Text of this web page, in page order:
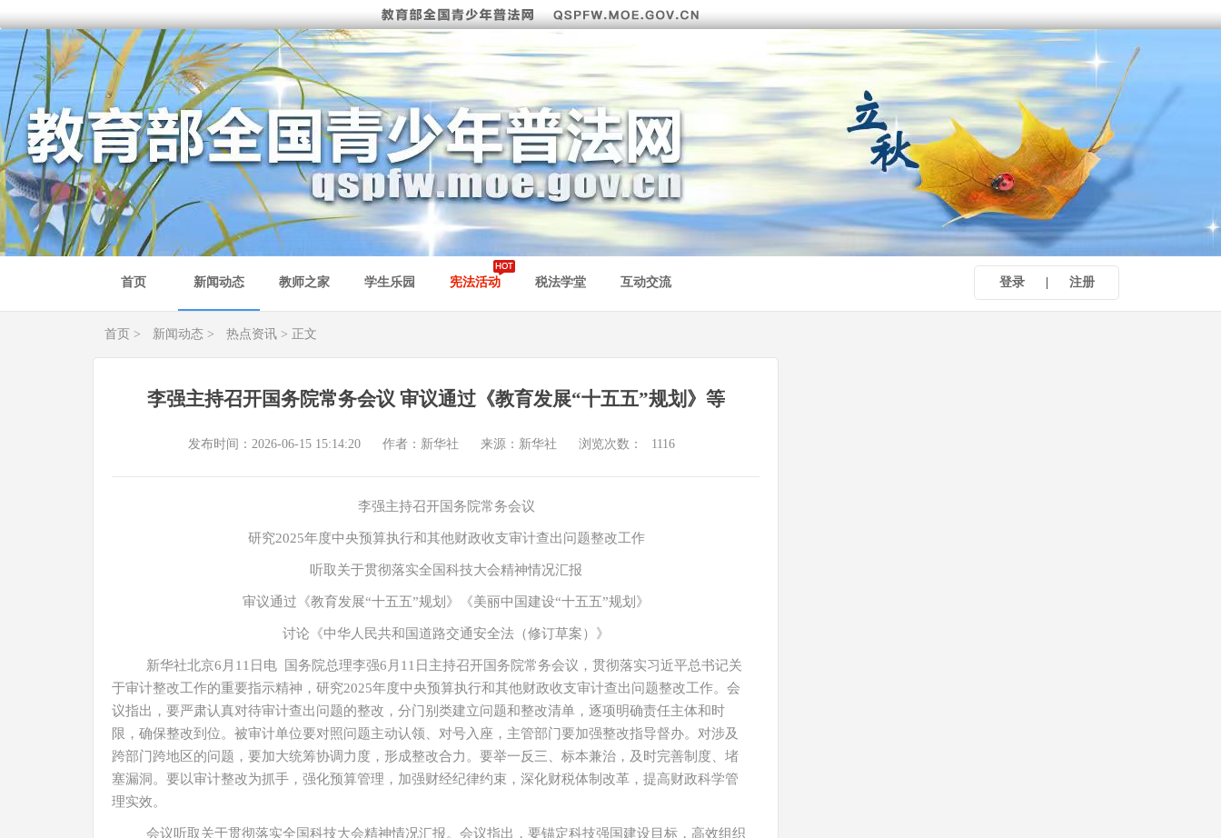
首页 新闻动态 教师之家 学生乐园 宪法活动 税法学堂 互动交流 登录 注册
首页 > 新闻动态 > 热点资讯 > 正文
李强主持召开国务院常务会议 审议通过《教育发展“十五五”规划》等
发布时间：2026-06-15 15:14:20 作者：新华社 来源：新华社 浏览次数： 1116
李强主持召开国务院常务会议
研究2025年度中央预算执行和其他财政收支审计查出问题整改工作
听取关于贯彻落实全国科技大会精神情况汇报
审议通过《教育发展“十五五”规划》《美丽中国建设“十五五”规划》
讨论《中华人民共和国道路交通安全法（修订草案）》
新华社北京6月11日电 国务院总理李强6月11日主持召开国务院常务会议，贯彻落实习近平总书记关
于审计整改工作的重要指示精神，研究2025年度中央预算执行和其他财政收支审计查出问题整改工作。会
议指出，要严肃认真对待审计查出问题的整改，分门别类建立问题和整改清单，逐项明确责任主体和时
限，确保整改到位。被审计单位要对照问题主动认领、对号入座，主管部门要加强整改指导督办。对涉及
跨部门跨地区的问题，要加大统筹协调力度，形成整改合力。要举一反三、标本兼治，及时完善制度、堵
塞漏洞。要以审计整改为抓手，强化预算管理，加强财经纪律约束，深化财税体制改革，提高财政科学管
理实效。
会议听取关于贯彻落实全国科技大会精神情况汇报。会议指出，要锚定科技强国建设目标，高效组织